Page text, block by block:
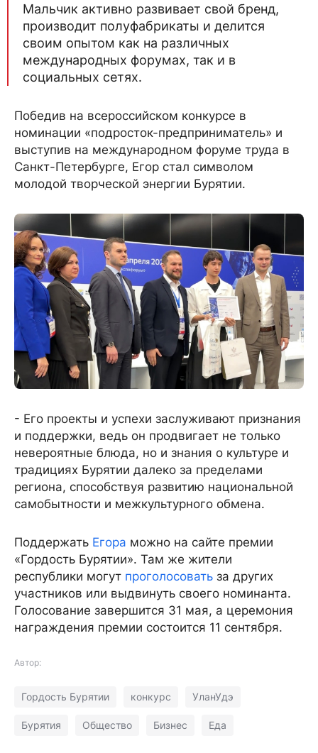
Мальчик активно развивает свой бренд,
производит полуфабрикаты и делится
своим опытом как на различных
международных форумах, так и в
социальных сетях.
Победив на всероссийском конкурсе в
номинации «подросток-предприниматель» и
выступив на международном форуме труда в
Санкт-Петербурге, Егор стал символом
молодой творческой энергии Бурятии.
- Его проекты и успехи заслуживают признания
и поддержки, ведь он продвигает не только
невероятные блюда, но и знания о культуре и
традициях Бурятии далеко за пределами
региона, способствуя развитию национальной
самобытности и межкультурного обмена.
Поддержать Егора можно на сайте премии
«Гордость Бурятии». Там же жители
республики могут проголосовать за других
участников или выдвинуть своего номинанта.
Голосование завершится 31 мая, а церемония
награждения премии состоится 11 сентября.
Автор:
Гордость Бурятии конкурс УланУдэ
Бурятия Общество Бизнес Еда